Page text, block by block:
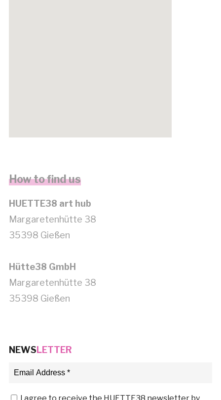
How to find us
HUETTE38 art hub
Margaretenhütte 38
35398 Gießen
Hütte38 GmbH
Margaretenhütte 38
35398 Gießen
NEWSLETTER